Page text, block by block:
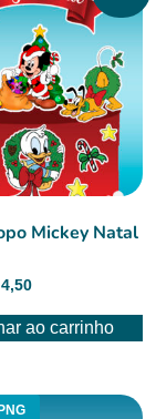
Mickey Natal
4,50O
atual
ao carrinho